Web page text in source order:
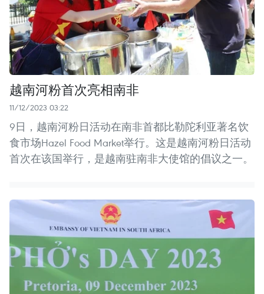
越南河粉首次亮相南非
11/12/2023 03:22
9日，越南河粉日活动在南非首都比勒陀利亚著名饮
食市场Hazel Food Market举行。这是越南河粉日活动
首次在该国举行，是越南驻南非大使馆的倡议之一。